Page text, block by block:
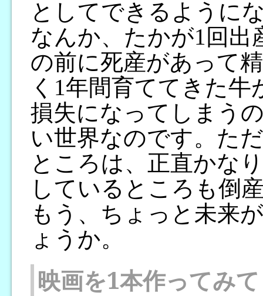
としてできるように
なんか、たかが1回
の前に死産があって
く1年間育ててきた
損失になってしまう
い世界なのです。た
ところは、正直かな
しているところも倒
もう、ちょっと未来
ょうか。
映画を1本作ってみて